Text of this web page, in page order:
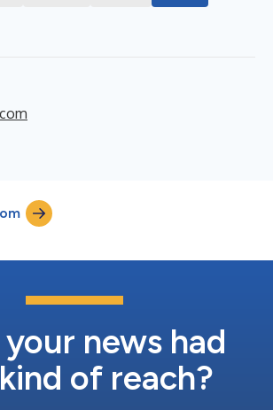
news had
of reach?